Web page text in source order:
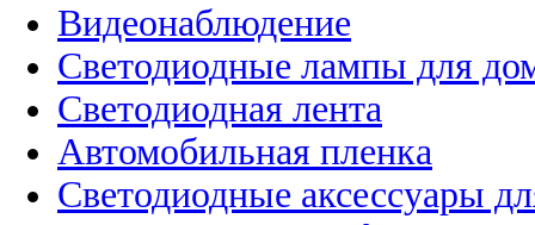
Видеонаблюдение
Светодиодные лампы для
Светодиодная лента
Автомобильная пленка
Светодиодные аксессуары